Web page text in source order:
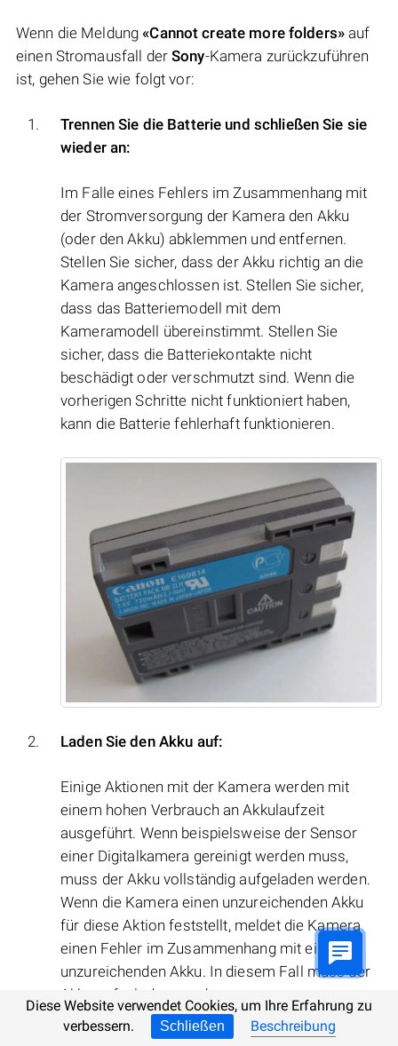
Wenn die Meldung«Cannot create more folders» auf
einen Stromausfall derSony-Kamera zurückzuführen
ist, gehen Sie wie folgt vor:
Trennen Sie die Batterie und schließen Sie sie
wieder an:
Im Falle eines Fehlers im Zusammenhang mit
der Stromversorgung der Kamera den Akku
(oder den Akku) abklemmen und entfernen.
Stellen Sie sicher, dass der Akku richtig an die
Kamera angeschlossen ist. Stellen Sie sicher,
dass das Batteriemodell mit dem
Kameramodell übereinstimmt. Stellen Sie
sicher, dass die Batteriekontakte nicht
beschädigt oder verschmutzt sind. Wenn die
vorherigen Schritte nicht funktioniert haben,
kann die Batterie fehlerhaft funktionieren.
Laden Sie den Akku auf:
Einige Aktionen mit der Kamera werden mit
einem hohen Verbrauch an Akkulaufzeit
ausgeführt. Wenn beispielsweise der Sensor
einer Digitalkamera gereinigt werden muss,
muss der Akku vollständig aufgeladen werden.
Wenn die Kamera einen unzureichenden Akku
für diese Aktion feststellt, meldet die Kamera
einen Fehler im Zusammenhang mit einem
unzureichenden Akku. In diesem Fall muss der
Akku aufgeladen werden.
Kühlen Sie den Akku ab:
Diese Website verwendet Cookies, um Ihre Erfahrung zu
verbessern.
Schließen Beschreibung